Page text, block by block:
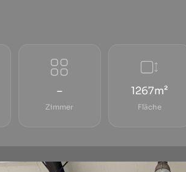
–
Zimmer
1267m²
Fläche